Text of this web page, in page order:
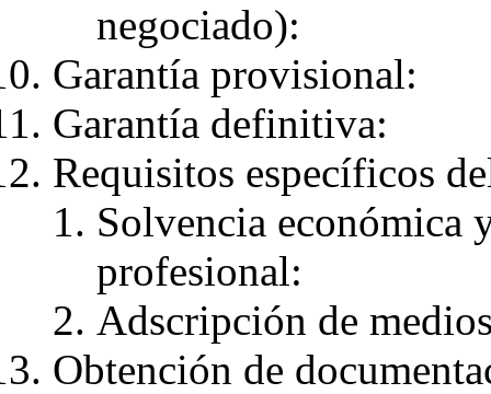
negociado):
Garantía provisional:
Garantía definitiva:
Requisitos específicos
Solvencia económica
profesional:
Adscripción de
Obtención de